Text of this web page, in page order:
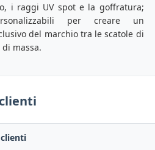
i raggi UV spot e la goffratura;
per creare un
del marchio tra le scatole di
massa.